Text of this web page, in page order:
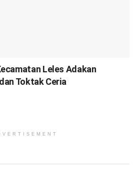
Leles Adakan
Toktak Ceria